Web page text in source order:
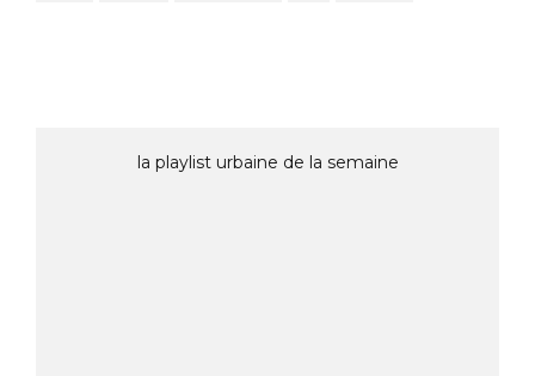
la playlist urbaine de la semaine